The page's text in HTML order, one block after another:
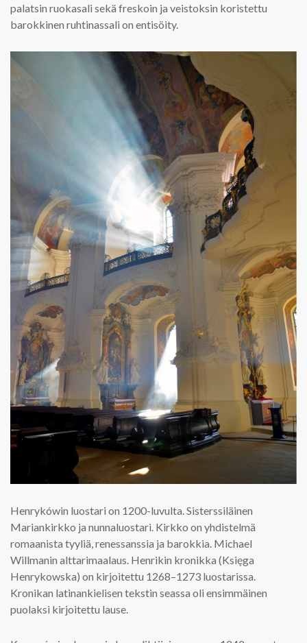
palatsin ruokasali sekä freskoin ja veistoksin koristettu
barokkinen ruhtinassali on entisöity.
Henrykówin luostari on 1200-luvulta. Sisterssiläinen
Mariankirkko ja nunnaluostari. Kirkko on yhdistelmä
romaanista tyyliä, renessanssia ja barokkia. Michael
Willmanin alttarimaalaus. Henrikin kronikka (Księga
Henrykowska) on kirjoitettu 1268–1273 luostarissa.
Kronikan latinankielisen tekstin seassa oli ensimmäinen
puolaksi kirjoitettu lause.